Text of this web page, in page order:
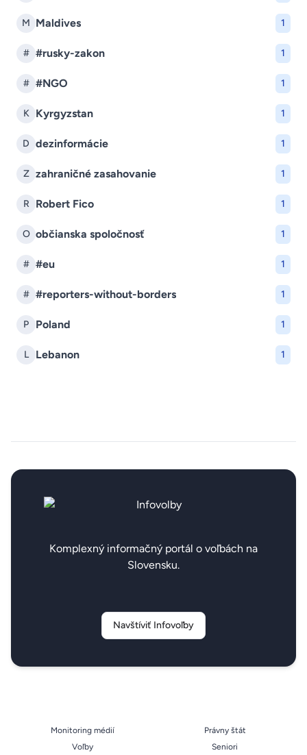
M Maldives 1
# #rusky-zakon 1
# #NGO 1
K Kyrgyzstan 1
D dezinformácie 1
Z zahraničné zasahovanie 1
R Robert Fico 1
O občianska spoločnosť 1
# #eu 1
# #reporters-without-borders 1
P Poland 1
L Lebanon 1
Komplexný informačný portál o voľbách na
Slovensku.
Navštíviť Infovoľby
Monitoring médií
Voľby
Právny štát
Seniori